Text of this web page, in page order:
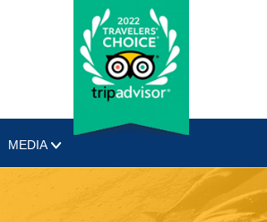
MEDIA